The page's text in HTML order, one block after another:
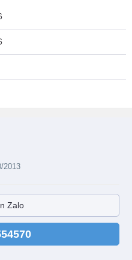
2013
Zalo